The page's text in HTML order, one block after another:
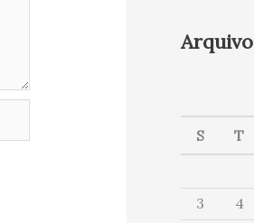
Arquivo
S T
3
4